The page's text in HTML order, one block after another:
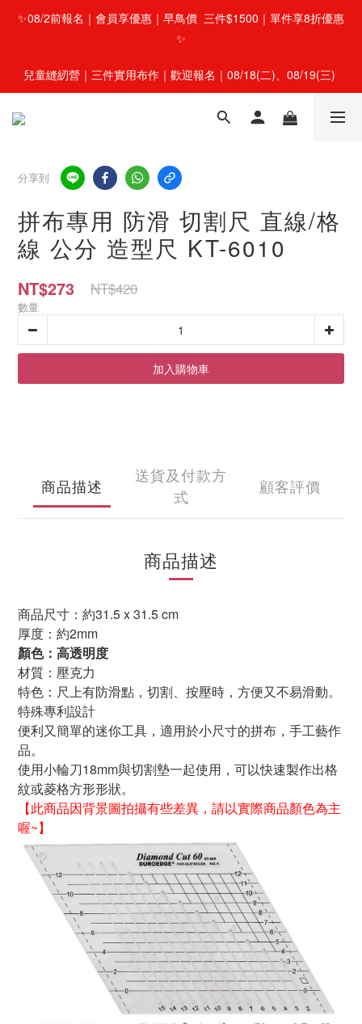
✨08/2前報名｜會員享優惠｜早鳥價  三件$1500｜單件享8折優惠
✨
兒童縫紉營｜三件實用布作｜歡迎報名｜08/18(二)、08/19(三)
分享到
拼布專用 防滑 切割尺 直線/格
線 公分 造型尺 KT-6010
NT$273 NT$420
數量
加入購物車
商品描述
送貨及付款方
式
顧客評價
商品描述
商品尺寸： 約31.5 x 31.5 cm
厚度 ： 約2mm
顏色：高透明度
材質：壓克力
特色：尺上有防滑點，切割、按壓時，方便又不易滑動。
特殊專利設計
便利又簡單的迷你工具， 適用於小尺寸的拼布，手工藝作
品。
使用小輪刀18mm與切割墊一起使用，可以快速製作出格
紋或菱格方形形狀。
【此商品因背景圖拍攝有些差異，請以實際商品顏色為主
喔~】